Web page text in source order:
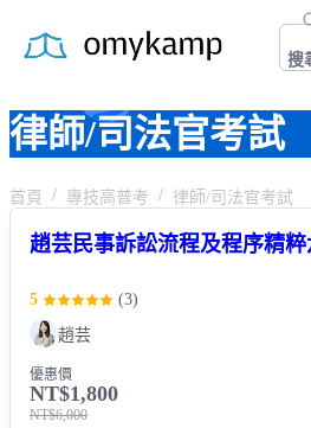
搜
律師/司法官考試
首頁 專技高普考 律師/司法官考試
趙芸民事訴訟流程及程序精
5 (3)
趙芸
優惠價
NT$1,800
NT$6,000